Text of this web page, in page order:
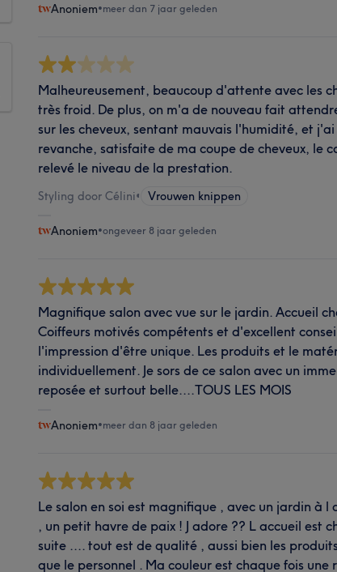
Anoniem•meer dan 7 jaar geleden
Malheureusement, beaucoup d'attente avec les
très froid. De plus, on m'a de nouveau fait
sur les cheveux, sentant mauvais l'humidité, et
revanche, satisfaite de ma coupe de cheveux, le
relevé le niveau de la prestation.
Styling door Célini• Vrouwen knippen
Anoniem•ongeveer 8 jaar geleden
Magnifique salon avec vue sur le jardin. Accueil
Coiffeurs motivés compétents et d'excellent
l'impression d'être unique. Les produits et le
individuellement. Je sors de ce salon avec un
reposée et surtout belle....TOUS LES MOIS
Anoniem•meer dan 8 jaar geleden
Le salon en soi est magnifique , avec un jardin à
, un petit havre de paix ! J adore ?? L accueil est
suite .... tout est de qualité , aussi bien les
que le personnel . Ma couleur est chaque fois une